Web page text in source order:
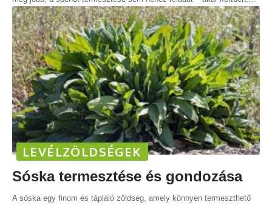
LEVÉLZÖLDSÉGEK
Sóska termesztése és gondozása
A sóska egy finom és tápláló zöldség, amely könnyen termeszthető